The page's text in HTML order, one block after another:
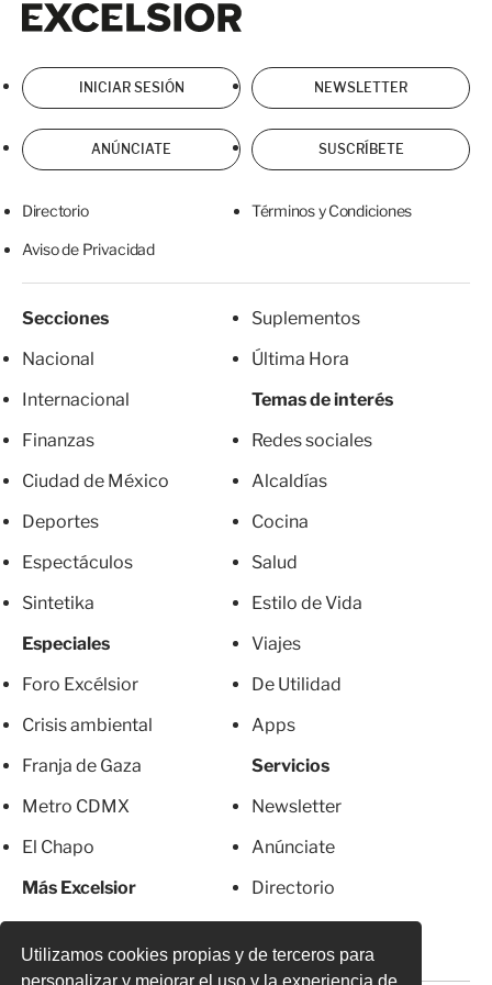
Utilizamos cookies propias y de terceros para
personalizar y mejorar el uso y la experiencia de
INICIAR SESIÓN NEWSLETTER
ANÚNCIATE SUSCRÍBETE
Directorio Términos y Condiciones
Aviso de Privacidad
Secciones
Nacional
Internacional
Finanzas
Ciudad de México
Deportes
Espectáculos
Sintetika
Especiales
Foro Excélsior
Crisis ambiental
Franja de Gaza
Metro CDMX
El Chapo
Más Excelsior
Suplementos
Última Hora
Temas de interés
Redes sociales
Alcaldías
Cocina
Salud
Estilo de Vida
Viajes
De Utilidad
Apps
Servicios
Newsletter
Anúnciate
Directorio